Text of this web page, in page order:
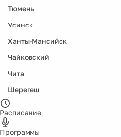
Тюмень
Усинск
Ханты-Мансийск
Чайковский
Чита
Шерегеш
Расписание
Программы